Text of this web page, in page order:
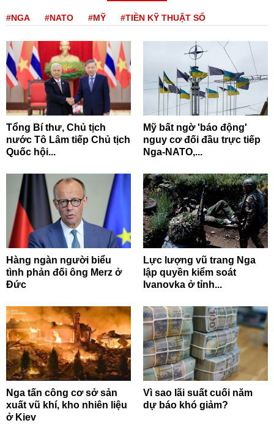
#NGA #NATO #MỸ #TIỀN KỸ THUẬT SỐ
Tổng Bí thư, Chủ tịch
nước Tô Lâm tiếp Chủ tịch
Quốc hội...
Mỹ bất ngờ 'báo động'
nguy cơ đối đầu trực tiếp
Nga-NATO,...
Hàng ngàn người biểu
tình phản đối ông Merz ở
Đức
Lực lượng vũ trang Nga
lập quyền kiểm soát
Ivanovka ở tỉnh...
Nga tấn công cơ sở sản
xuất vũ khí, kho nhiên liệu
ở Kiev
Vì sao lãi suất cuối năm
dự báo khó giảm?